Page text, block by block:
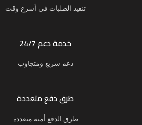
تنفيذ الطلبات في أسرع وقت
خدمة دعم 24/7
دعم سريع ومتجاوب
طرق دفع متعددة
طرق الدفع أمنة متعددة